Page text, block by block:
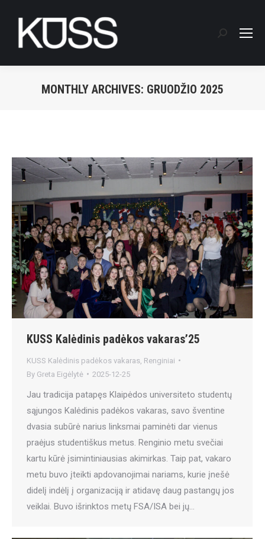
Search:
MONTHLY ARCHIVES: GRUODŽIO 2025
KUSS Kalėdinis padėkos vakaras’25
KUSS Kalėdinis padėkos vakaras Renginiai
By Greta Eigėlytė 2025-12-25
Jau tradicija patapęs Klaipėdos universiteto studentų
sąjungos Kalėdinis padėkos vakaras, savo šventine
dvasia subūrė narius linksmai paminėti dar vienus
praėjus studentiškus metus. Renginio metu svečiai
kartu kūrė įsimintiniausias akimirkas. Taip pat, vakaro
metu buvo įteikti apdovanojimai nariams, kurie įnešė
didelį indėlį į organizaciją ir atidavę daug pastangų jos
veiklai. Buvo išrinktos metų FSA/ISA bei jų…